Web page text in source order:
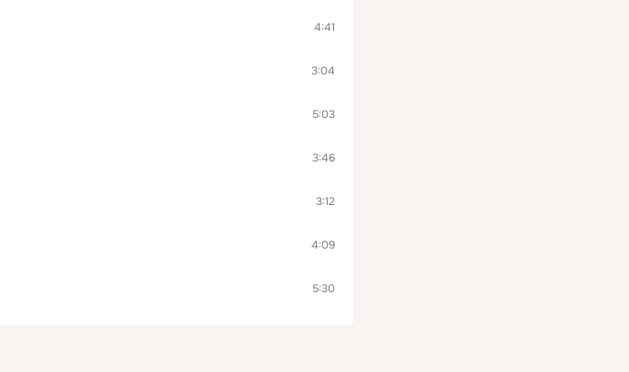
4:41
3:04
5:03
3:46
3:12
4:09
5:30